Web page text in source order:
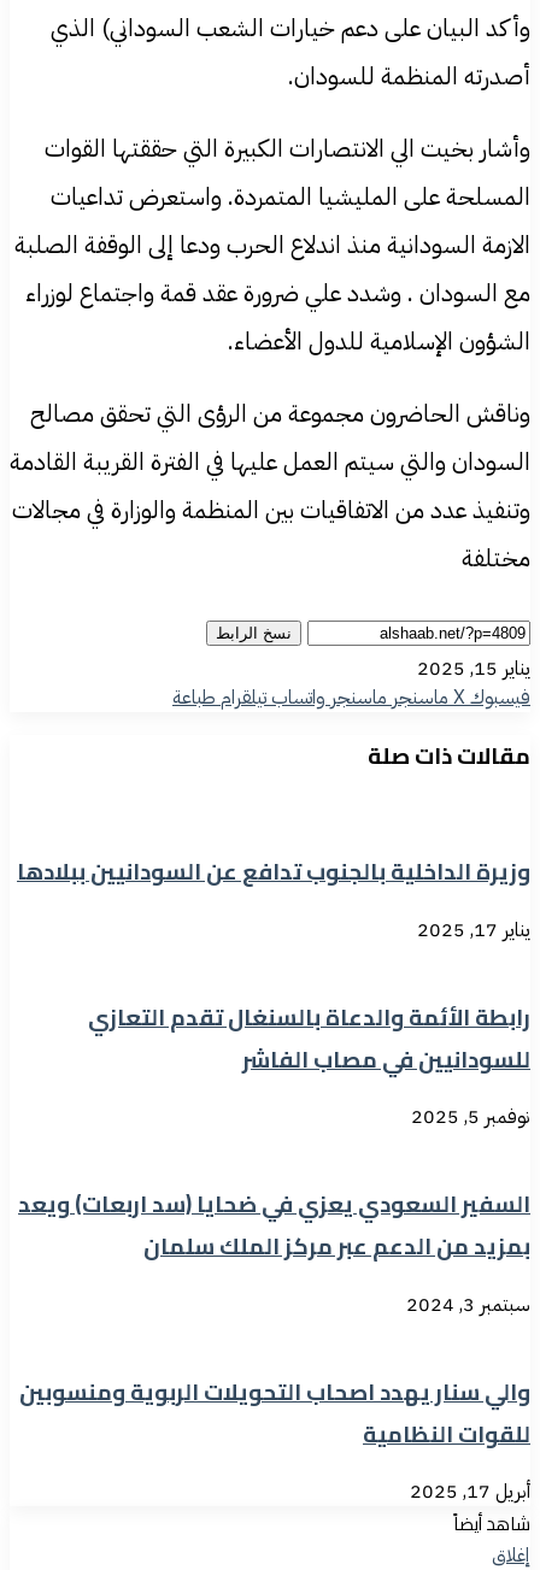
وأكد البيان على دعم خيارات الشعب السوداني) الذي
أصدرته المنظمة للسودان.
وأشار بخيت الي الانتصارات الكبيرة التي حققتها القوات
المسلحة على المليشيا المتمردة. واستعرض تداعيات
الازمة السودانية منذ اندلاع الحرب ودعا إلى الوقفة الصلبة
مع السودان . وشدد علي ضرورة عقد قمة واجتماع لوزراء
الشؤون الإسلامية للدول الأعضاء.
وناقش الحاضرون مجموعة من الرؤى التي تحقق مصالح
السودان والتي سيتم العمل عليها في الفترة القريبة القادمة
وتنفيذ عدد من الاتفاقيات بين المنظمة والوزارة في مجالات
مختلفة
نسخ الرابط
يناير 15, 2025
فيسبوك‫Xماسنجر ماسنجر واتسابتيلقرامطباعة
مقالات ذات صلة
وزيرة الداخلية بالجنوب تدافع عن السودانيين ببلادها
يناير 17, 2025
رابطة الأئمة والدعاة بالسنغال تقدم التعازي
للسودانيين في مصاب الفاشر
نوفمبر 5, 2025
السفير السعودي يعزي في ضحايا (سد اربعات) ويعد
بمزيد من الدعم عبر مركز الملك سلمان
سبتمبر 3, 2024
والي سنار يهدد اصحاب التحويلات الربوية ومنسوبين
للقوات النظامية
أبريل 17, 2025
شاهد أيضاً
إغلاق